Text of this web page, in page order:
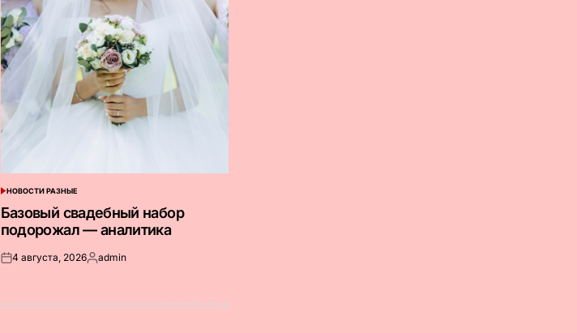
ОПУБЛИКОВАНО
В
НОВОСТИ РАЗНЫЕ
Базовый свадебный набор
подорожал — аналитика
Опубликовано
4 августа, 2026Запись
admin